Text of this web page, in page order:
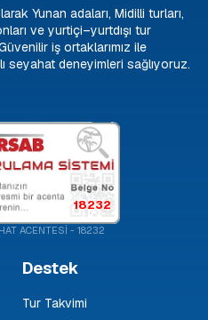
Yunan adaları, Midilli turları,
ve yurtiçi–yurtdışı tur
iş ortaklarımız ile
seyahat deneyimleri sağlıyoruz.
18232
ACENTESİ - 18232
Destek
Tur Takvimi